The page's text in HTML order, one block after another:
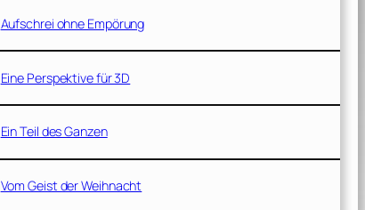
Aufschrei ohne Empörung
Eine Perspektive für 3D
Ein Teil des Ganzen
Vom Geist der Weihnacht